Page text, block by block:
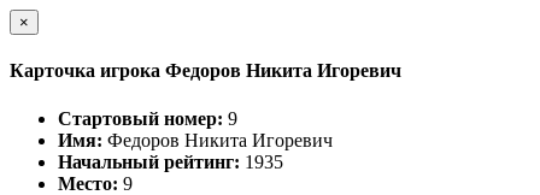
×
Карточка игрока Федоров Никита Игоревич
Стартовый номер: 9
Имя: Федоров Никита Игоревич
Начальный рейтинг: 1935
Место: 9